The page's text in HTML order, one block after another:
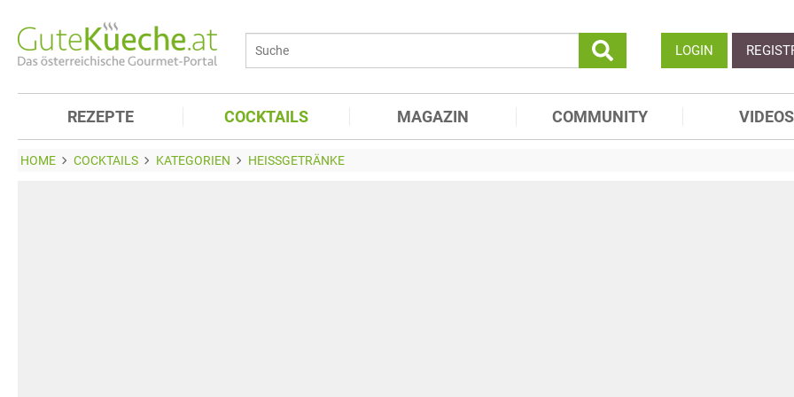
LOGIN
REZEPTE COCKTAILS MAGAZIN COMMUNITY VIDEOS
HOME COCKTAILS KATEGORIEN HEISSGETRÄNKE